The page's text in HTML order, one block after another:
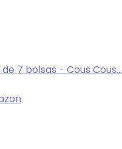
de 7 bolsas - Cous Cous...